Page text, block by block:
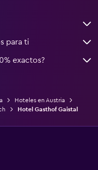
para ti
exactos?
Hoteles en Austria
Hotel Gasthof Gaistal